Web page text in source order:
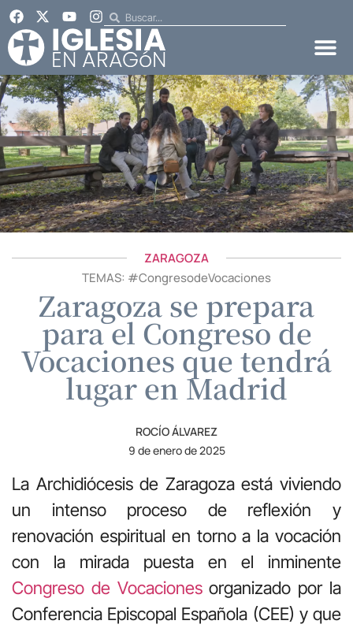
ZARAGOZA
TEMAS: #CongresodeVocaciones
Zaragoza se prepara
para el Congreso de
Vocaciones que tendrá
lugar en Madrid
ROCÍO ÁLVAREZ
9 de enero de 2025
La Archidiócesis de Zaragoza está viviendo
un intenso proceso de reflexión y
renovación espiritual en torno a la vocación
con la mirada puesta en el inminente
Congreso de Vocacionesorganizado por la
Conferencia Episcopal Española (CEE) y que